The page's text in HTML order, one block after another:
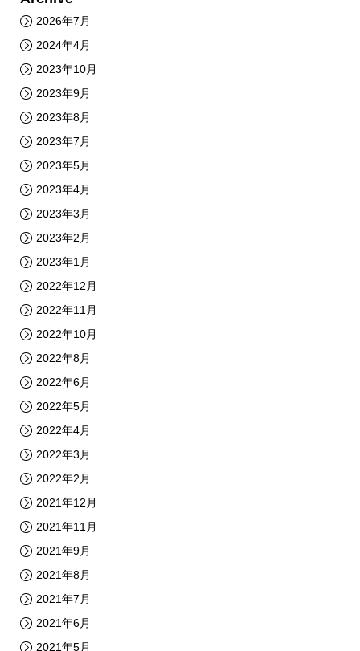
2026年7月
2024年4月
2023年10月
2023年9月
2023年8月
2023年7月
2023年5月
2023年4月
2023年3月
2023年2月
2023年1月
2022年12月
2022年11月
2022年10月
2022年8月
2022年6月
2022年5月
2022年4月
2022年3月
2022年2月
2021年12月
2021年11月
2021年9月
2021年8月
2021年7月
2021年6月
2021年5月